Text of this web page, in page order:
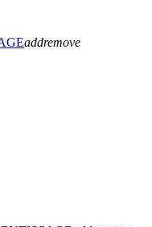
addremove